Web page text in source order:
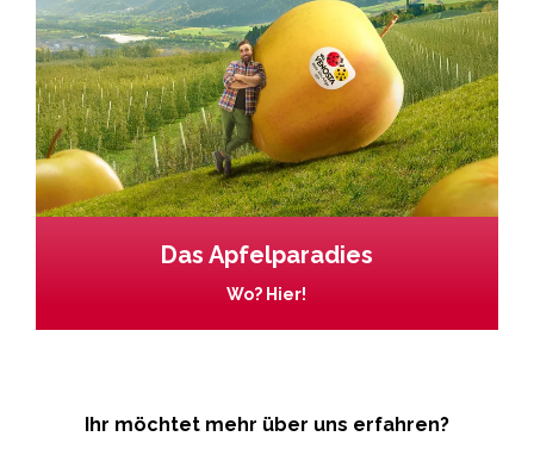
Das Apfelparadies
Wo? Hier!
Ihr möchtet mehr über uns erfahren?